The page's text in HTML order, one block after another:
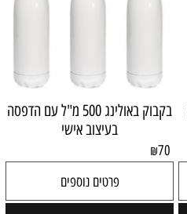
בקבוק באולינג 500 מ"ל עם הדפסה
בעיצוב אישי
₪70
פרטים נוספים